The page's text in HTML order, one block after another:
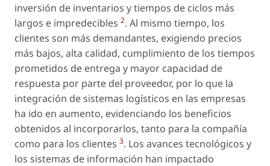
inversión de inventarios y tiempos de ciclos más
largos e impredecibles 2. Al mismo tiempo, los
clientes son más demandantes, exigiendo precios
más bajos, alta calidad, cumplimiento de los tiempos
prometidos de entrega y mayor capacidad de
respuesta por parte del proveedor, por lo que la
integración de sistemas logísticos en las empresas
ha ido en aumento, evidenciando los beneficios
obtenidos al incorporarlos, tanto para la compañía
como para los clientes 3. Los avances tecnológicos y
los sistemas de información han impactado